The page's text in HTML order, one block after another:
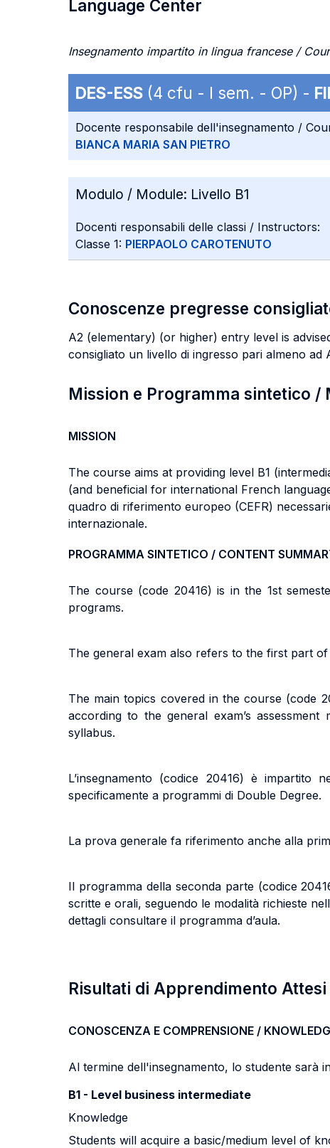
Language Center
Insegnamento impartito in lingua francese /
DES-ESS (4 cfu - I sem. - OP) -
Docente responsabile dell'insegnamento /
BIANCA MARIA SAN PIETRO
Modulo / Module: Livello B1
Docenti responsabili delle classi / Instructors:
Classe 1: PIERPAOLO CAROTENUTO
Conoscenze pregresse
A2 (elementary) (or higher) entry level is
consigliato un livello di ingresso pari almeno ad
Mission e Programma sintetico /
MISSION
The course aims at providing level B1
(and beneficial for international French
quadro di riferimento europeo (CEFR)
internazionale.
PROGRAMMA SINTETICO / CONTENT
The course (code 20416) is in the 1st
programs.
The general exam also refers to the first part
The main topics covered in the course (code
according to the general exam’s
syllabus.
L’insegnamento (codice 20416) è
specificamente a programmi di Double Degree.
La prova generale fa riferimento anche alla
Il programma della seconda parte (codice
scritte e orali, seguendo le modalità richieste
dettagli consultare il programma d’aula.
Risultati di Apprendimento
CONOSCENZA E COMPRENSIONE /
Al termine dell'insegnamento, lo studente sarà
B1 - Level business intermediate
Knowledge
Students will acquire a basic/medium level of